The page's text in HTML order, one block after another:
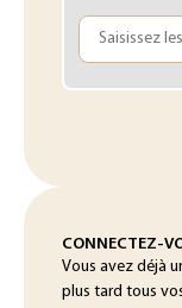
CONNECTEZ-
Vous avez déjà
plus tard tous